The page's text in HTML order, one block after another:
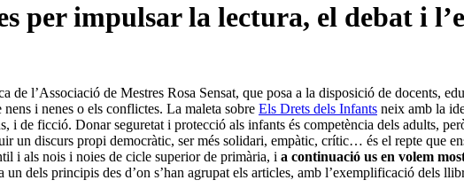
per impulsar la lectura, el debat i
de l’Associació de Mestres Rosa Sensat, que posa a la disposició de docents,
i nenes o els conflictes. La maleta sobre Els Drets dels Infants neix amb la
i de ficció. Donar seguretat i protecció als infants és competència dels adults,
un discurs propi democràtic, ser més solidari, empàtic, crític… és el repte que
i als nois i noies de cicle superior de primària, i a continuació us en volem
dels principis des d’on s’han agrupat els articles, amb l’exemplificació dels